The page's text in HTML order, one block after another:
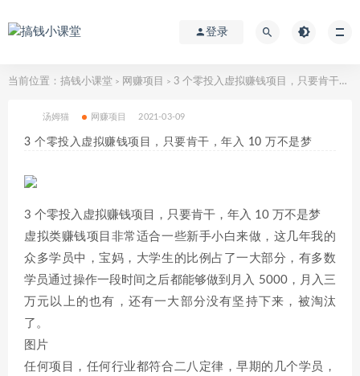
登录
当前位置： 搞钱小课堂 > 网赚项目 > 3 个零投入虚拟赚钱项目，只要肯干，年入 10 万不是梦
汤姆猫 网赚项目 2021-03-09
3 个零投入虚拟赚钱项目，只要肯干，年入 10 万不是梦
3 个零投入虚拟赚钱项目，只要肯干，年入 10 万不是梦
虚拟类赚钱项目非常适合一些新手小白来做，这几年我的
众多学员中，宝妈，大学生的比例占了一大部分，有多数
学员通过操作一段时间之后都能够做到月入 5000，月入三
万元以上的也有，还有一大部分没有坚持下来，被淘汰
了。
图片
任何项目，任何行业都符合二八定律，早期的几个学员，